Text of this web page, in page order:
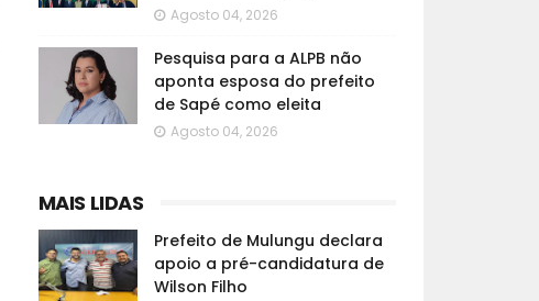
Agosto 04, 2026
Pesquisa para a ALPB não
aponta esposa do prefeito
de Sapé como eleita
Agosto 04, 2026
MAIS LIDAS
Prefeito de Mulungu declara
apoio a pré-candidatura de
Wilson Filho